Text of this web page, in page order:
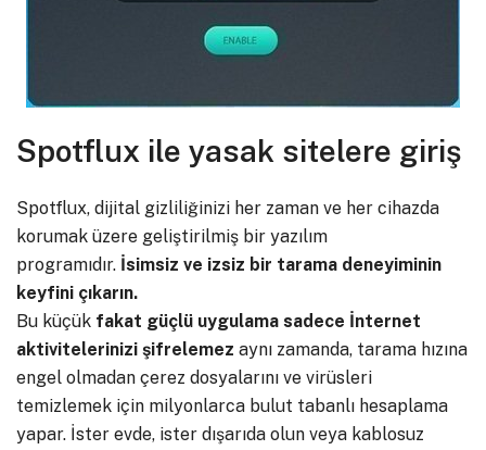
Spotflux ile yasak sitelere giriş
Spotflux, dijital gizliliğinizi her zaman ve her cihazda
korumak üzere geliştirilmiş bir yazılım
programıdır. İsimsiz ve izsiz bir tarama deneyiminin
keyfini çıkarın.
Bu küçük fakat güçlü uygulama sadece İnternet
aktivitelerinizi şifrelemez aynı zamanda, tarama hızına
engel olmadan çerez dosyalarını ve virüsleri
temizlemek için milyonlarca bulut tabanlı hesaplama
yapar. İster evde, ister dışarıda olun veya kablosuz